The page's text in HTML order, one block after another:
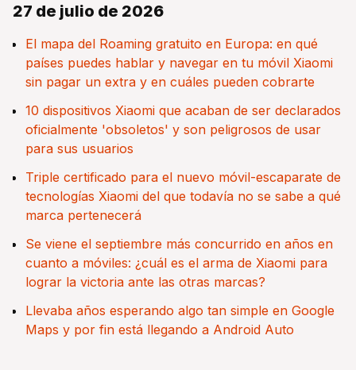
27 de julio de 2026
El mapa del Roaming gratuito en Europa: en qué
países puedes hablar y navegar en tu móvil Xiaomi
sin pagar un extra y en cuáles pueden cobrarte
10 dispositivos Xiaomi que acaban de ser declarados
oficialmente 'obsoletos' y son peligrosos de usar
para sus usuarios
Triple certificado para el nuevo móvil-escaparate de
tecnologías Xiaomi del que todavía no se sabe a qué
marca pertenecerá
Se viene el septiembre más concurrido en años en
cuanto a móviles: ¿cuál es el arma de Xiaomi para
lograr la victoria ante las otras marcas?
Llevaba años esperando algo tan simple en Google
Maps y por fin está llegando a Android Auto